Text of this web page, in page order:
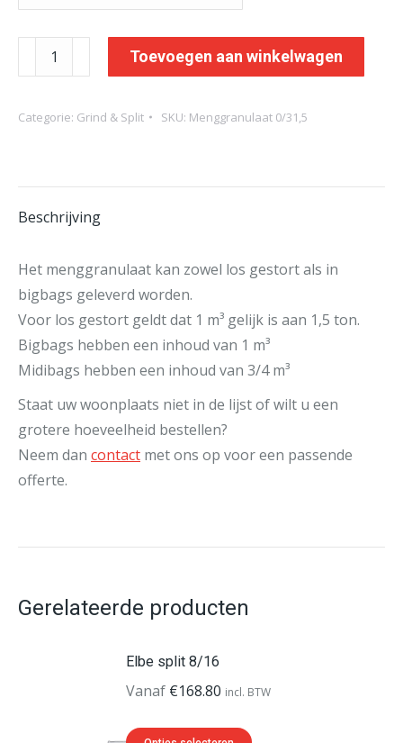
Menggranulaat
0/31,5
Toevoegen aan winkelwagen
Categorie: Grind & Split SKU: Menggranulaat 0/31,5
Beschrijving
Het menggranulaat kan zowel los gestort als in
bigbags geleverd worden.
Voor los gestort geldt dat 1 m³ gelijk is aan 1,5 ton.
Bigbags hebben een inhoud van 1 m³
Midibags hebben een inhoud van 3/4 m³
Staat uw woonplaats niet in de lijst of wilt u een
grotere hoeveelheid bestellen?
Neem dan contact met ons op voor een passende
offerte.
Gerelateerde producten
Elbe split 8/16
Vanaf €168.80 incl. BTW